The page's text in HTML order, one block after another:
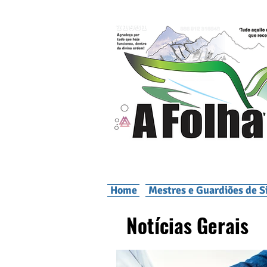
Home Mestres e Guardiões de
Notícias Gerais